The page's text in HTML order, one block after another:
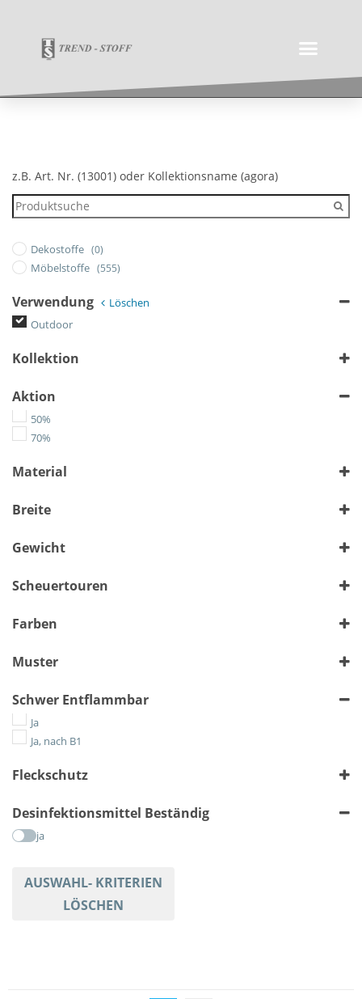
z.B. Art. Nr. (13001) oder Kollektionsname (agora)
Dekostoffe (0)
Möbelstoffe (555)
Verwendung
Löschen
Outdoor
Kollektion
Aktion
50%
70%
Material
Breite
Gewicht
Scheuertouren
Farben
Muster
Floral
Geometrisch
Gestreift
Tiere
Schwer Entflammbar
Ja
Ja, nach B1
Fleckschutz
Desinfektionsmittel Beständig
ja
AUSWAHL- KRITERIEN
LÖSCHEN